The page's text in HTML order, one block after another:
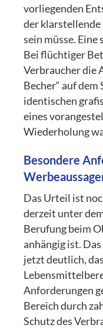
vorliegenden
der
sein müsse.
Bei flüchtiger
Verbraucher die
Becher“ auf
identischen
eines
Wiederholung
Besondere
Das Urteil ist
derzeit unter
Berufung beim
anhängig ist.
jetzt deutlich,
Anforderungen
Bereich durch
Schutz des